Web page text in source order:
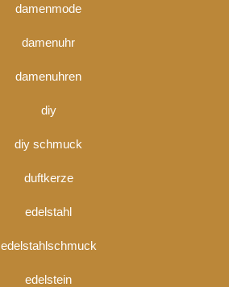
damenmode
damenuhr
damenuhren
diy
diy schmuck
duftkerze
edelstahl
edelstahlschmuck
edelstein